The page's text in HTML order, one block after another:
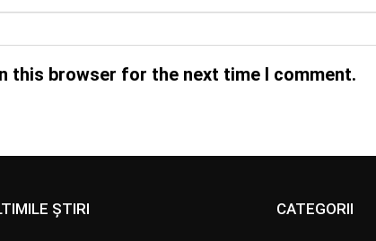
this browser for the next time I comment.
ȘTIRI CATEGORII